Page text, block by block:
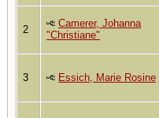
2
Camerer, Johanna
"Christiane"
3 Essich, Marie Rosine